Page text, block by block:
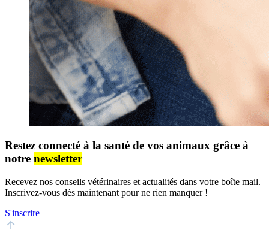
Restez connecté à la santé de vos animaux grâce à
notre newsletter
Recevez nos conseils vétérinaires et actualités dans votre boîte mail.
Inscrivez-vous dès maintenant pour ne rien manquer !
S'inscrire